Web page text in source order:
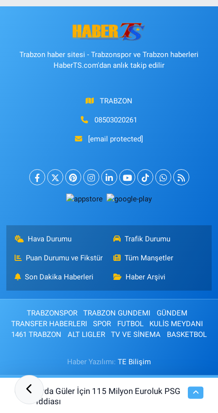
Trabzon haber sitesi - Trabzonspor ve Trabzon haberleri
HaberTS.com'dan anlık takip edilir
TRABZON
08503020261
[email protected]
Hava Durumu Trafik Durumu
Puan Durumu ve Fikstür Tüm Manşetler
Son Dakika Haberleri Haber Arşivi
TRABZONSPOR TRABZON GUNDEMI
GÜNDEM
TRANSFER HABERLERI
SPOR FUTBOL
KULİS MEYDANI
1461 TRABZON
ALT LIGLER TV VE SİNEMA BASKETBOL
Haber Yazılımı: TE Bilişim
00:15
Arda Güler İçin 115 Milyon Euroluk PSG
İddiası